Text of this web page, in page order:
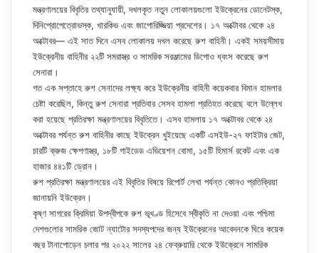
মন্ত্রণালয়ের বিবৃতির তথ্যানুযায়ী, দখলকৃত নতুন লোকালয়গুলো ইউক্রেনের ডোনেটস্ক,
দিনিপ্রোপেত্রোভস্ক, খারকিভ এবং জাপোরিজ্জিয়া প্রদেশের। ১৭ অক্টোবর থেকে ২৪
অক্টোবর— এই সাত দিনে এসব লোকালয় দখল করেছে রুশ বাহিনী। একই সময়সীমায়
ইউক্রেনীয় বাহিনীর ২২টি সমরাস্ত্র ও সামরিক সরঞ্জামের ডিপোও ধ্বংস করেছে রুশ
সেনারা।
গত এক সপ্তাহে রুশ সেনাদের লক্ষ্য করে ইউক্রেনীয় বাহিনী কয়েকবার বিমান হামলার
চেষ্টা করেছিল, কিন্তু রুশ সেনারা প্রতিবার সেসব হামলা প্রতিহত করেছে বলে উল্লেখ
করা হয়েছে প্রতিরক্ষা মন্ত্রণালয়ের বিবৃতিতে। এসব হামলায় ১৭ অক্টোবর থেকে ২৪
অক্টোবর পর্যন্ত রুশ বাহিনীর কাছে ইউক্রেন খুইয়েছে একটি এসইউ-২৭ ফাইটার জেট,
চারটি ক্রুজ ক্ষেপণাস্ত্র, ১৮টি গাইডেড এভিয়েশন বোমা, ১৫টি হিমার্স রকেট এবং এক
হাজার ৪৪১টি ড্রোন।
রুশ প্রতিরক্ষা মন্ত্রণালয়ের এই বিবৃতির বিষয়ে রিপোর্ট লেখা পর্যন্ত কোনও প্রতিক্রিয়া
জানায়নি ইউক্রেন।
কৃষ্ণ সাগরের ক্রিমিয়া উপদ্বীপকে রুশ ভূখণ্ড হিসেবে স্বীকৃতি না দেওয়া এবং পশ্চিমা
দেশগুলোর সামরিক জোট ন্যাটোর সদস্যপদের জন্য ইউক্রেনের আবেদনকে ঘিরে কয়েক
বছর টানাপোড়েন চলার পর ২০২২ সালের ২৪ ফেব্রুয়ারি থেকে ইউক্রেনে সামরিক